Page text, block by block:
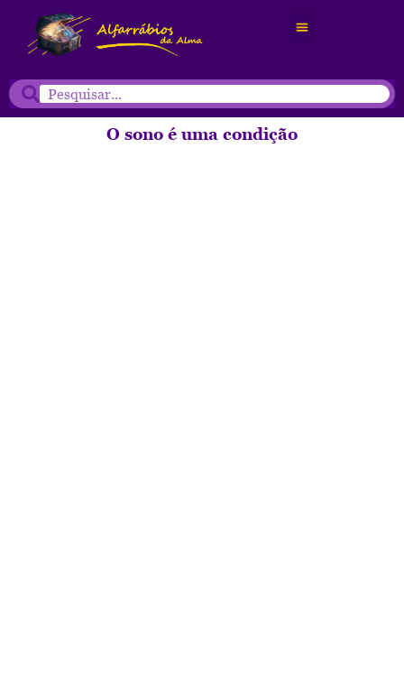
O sono é uma condição